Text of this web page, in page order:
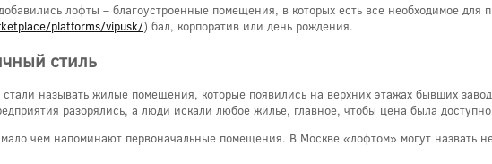
лофты – благоустроенные помещения, в которых есть все необходимое для
platforms/vipusk/) бал, корпоратив или день рождения.
стиль
называть жилые помещения, которые появились на верхних этажах бывших
разорялись, а люди искали любое жилье, главное, чтобы цена была
чем напоминают первоначальные помещения. В Москве «лофтом» могут назвать